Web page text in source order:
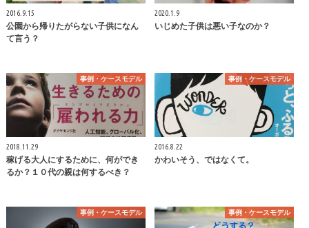
2016.9.15
公園から帰りたがらない子供になん
て言う？
2020.1.9
いじめた子供は悪い子なのか？
事例・ケースモデル
2018.11.29
稼げる大人にするために、何ができ
るか？１０代の親は何するべき？
事例・ケースモデル
2016.8.22
かわいそう、ではなくて。
事例・ケースモデル 事例・ケースモデル